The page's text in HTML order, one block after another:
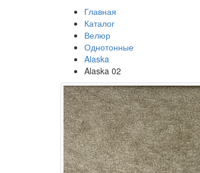
Главная
Каталог
Велюр
Однотонные
Alaska
Alaska 02